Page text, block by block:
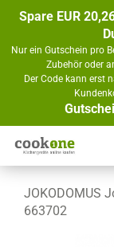
Spare EUR
Nur ein Gutschein pro
Zubehör oder
Der Code kann erst
JOKODOMUS
663702